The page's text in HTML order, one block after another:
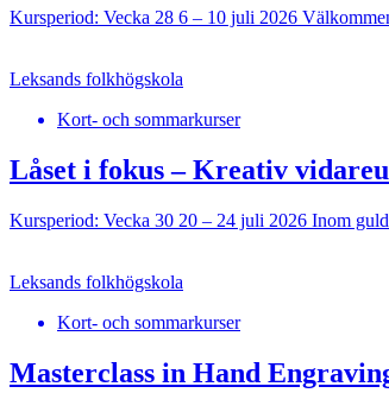
Kursperiod: Vecka 28 6 – 10 juli 2026
Leksands folkhögskola
Kort- och sommarkurser
Låset i fokus – Kreativ
Kursperiod: Vecka 30 20 – 24 juli 2026 Inom
Leksands folkhögskola
Kort- och sommarkurser
Masterclass in Hand